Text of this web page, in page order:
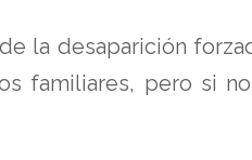
la desaparición
familiares, pero si